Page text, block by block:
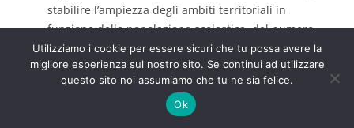
stabilire l’ampiezza degli ambiti territoriali in
funzione della popolazione scolastica, del numero
degli istituti e delle particolari caratteristiche del
territorio), creando così una possibile
sovrapposizione di competenze programmatorie tra
Utilizziamo i cookie per essere sicuri che tu possa avere la
migliore esperienza sul nostro sito. Se continui ad utilizzare
questo sito noi assumiamo che tu ne sia felice.
Ok